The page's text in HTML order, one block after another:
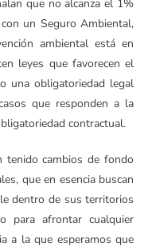
que no alcanza el 1%
un Seguro Ambiental,
ambiental está en
leyes que favorecen el
una obligatoriedad legal
que responden a la
contractual.
tenido cambios de fondo
que en esencia buscan
dentro de sus territorios
para afrontar cualquier
a la que esperamos que